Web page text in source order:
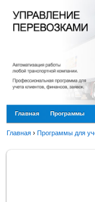
Главная Программы
Главная ›Программы для